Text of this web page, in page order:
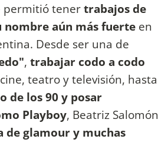
permitió tenertrabajos de
aún más fuerte en
Desde ser una de
, trabajar codo a codo
teatro y televisión, hasta
de los 90y posar
Playboy, Beatriz Salomón
de glamour y muchas